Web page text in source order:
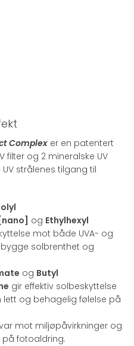
Complex er en patentert
filter og 2 mineralske UV
strålenes tilgang til
og Ethylhexyl
mot både UVA- og
solbrenthet og
og Butyl
gir effektiv solbeskyttelse
og behagelig følelse på
mot miljøpåvirkninger og
fotoaldring.